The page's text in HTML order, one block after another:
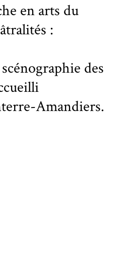
en arts du
:
des
Amandiers.